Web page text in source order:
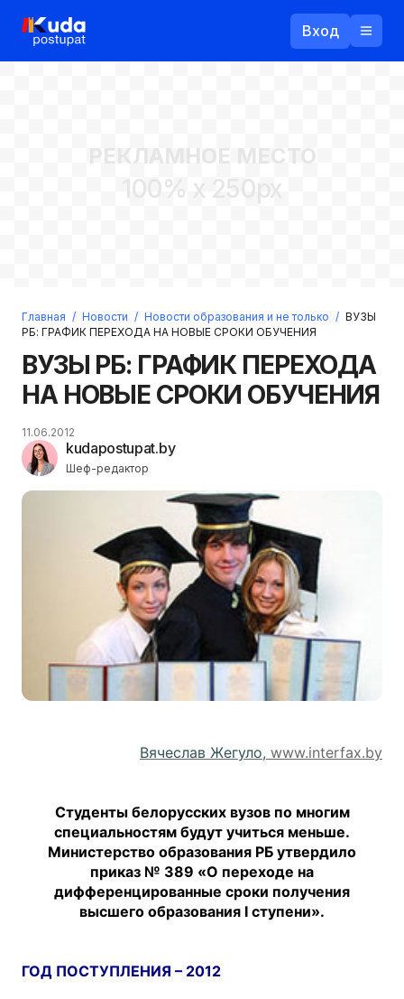
Вход
Войти
Регистрация
Прислать пароль
РЕКЛАМНОЕ МЕСТО
100% x 250px
Главная / Новости / Новости образования и не только / ВУЗЫ
РБ: ГРАФИК ПЕРЕХОДА НА НОВЫЕ СРОКИ ОБУЧЕНИЯ
ВУЗЫ РБ: ГРАФИК ПЕРЕХОДА
НА НОВЫЕ СРОКИ ОБУЧЕНИЯ
kudapostupat.by
Шеф-редактор
11.06.2012
Вячеслав Жегуло, www.interfax.by
Студенты белорусских вузов по многим
специальностям будут учиться меньше.
Министерство образования РБ утвердило
приказ № 389 «О переходе на
дифференцированные сроки получения
высшего образования І ступени».
ГОД ПОСТУПЛЕНИЯ – 2012